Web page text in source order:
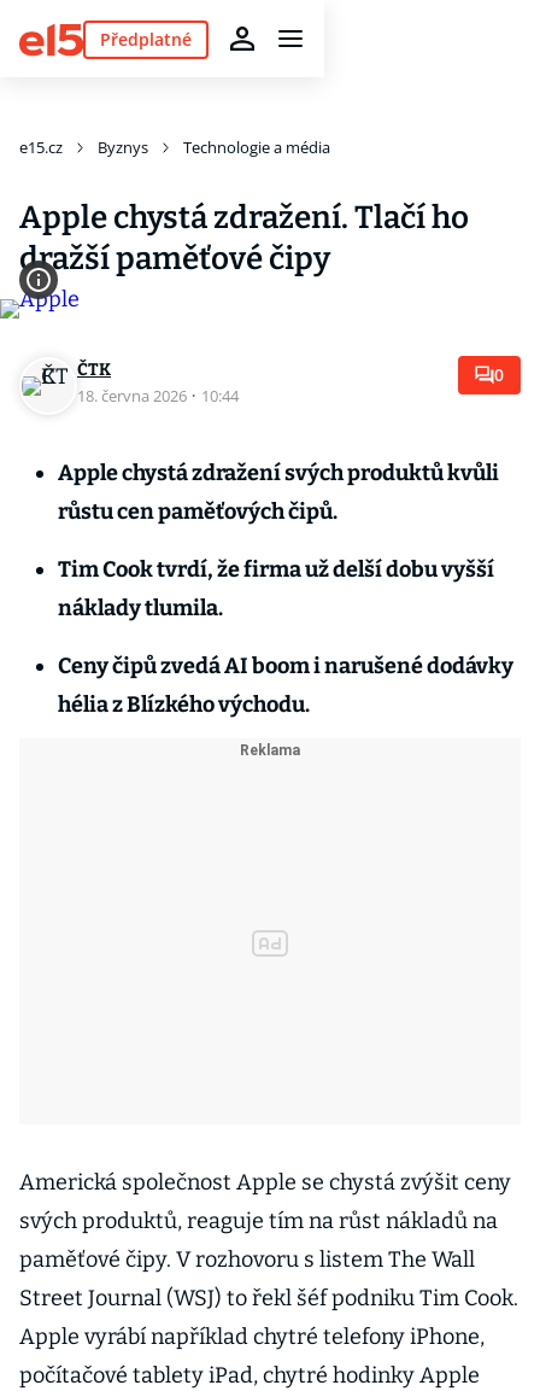
Předplatné
e15.cz Byznys Technologie a média
Apple chystá zdražení. Tlačí ho
dražší paměťové čipy
ČTK
18. června 2026 · 10:44
0
Apple chystá zdražení svých produktů kvůli
růstu cen paměťových čipů.
Tim Cook tvrdí, že firma už delší dobu vyšší
náklady tlumila.
Ceny čipů zvedá AI boom i narušené dodávky
hélia z Blízkého východu.
Americká společnost Apple se chystá zvýšit ceny
svých produktů, reaguje tím na růst nákladů na
paměťové čipy. V rozhovoru s listem The Wall
Street Journal (WSJ) to řekl šéf podniku Tim Cook.
Apple vyrábí například chytré telefony iPhone,
počítačové tablety iPad, chytré hodinky Apple